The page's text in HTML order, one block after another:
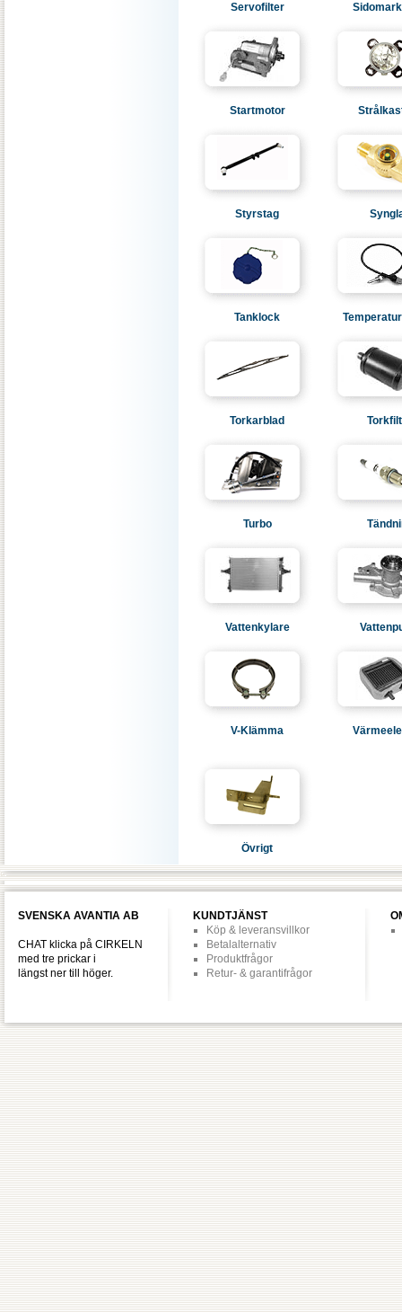
Servofilter
Startmotor
Styrstag
Tanklock
Torkarblad
Turbo
Vattenkylare
V-Klämma
Övrigt
SVENSKA AVANTIA AB
CHAT klicka på CIRKELN
med tre prickar i
längst ner till höger.
KUNDTJÄNST
Köp & leveransvillkor
Betalalternativ
Produktfrågor
Retur- & garantifrågor